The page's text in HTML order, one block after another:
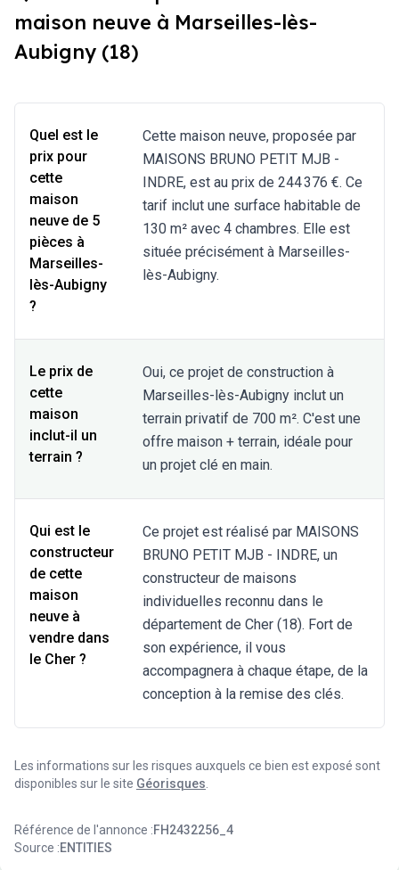
maison neuve à Marseilles-lès-
Aubigny (18)
Quel est le
prix pour
cette
maison
neuve de 5
pièces à
Marseilles-
lès-Aubigny
?
Cette maison neuve, proposée par
MAISONS BRUNO PETIT MJB -
INDRE, est au prix de 244 376 €. Ce
tarif inclut une surface habitable de
130 m² avec 4 chambres. Elle est
située précisément à Marseilles-
lès-Aubigny.
Le prix de
cette
maison
inclut-il un
terrain ?
Oui, ce projet de construction à
Marseilles-lès-Aubigny inclut un
terrain privatif de 700 m². C'est une
offre maison + terrain, idéale pour
un projet clé en main.
Qui est le
constructeur
de cette
maison
neuve à
vendre dans
le Cher ?
Ce projet est réalisé par MAISONS
BRUNO PETIT MJB - INDRE, un
constructeur de maisons
individuelles reconnu dans le
département de Cher (18). Fort de
son expérience, il vous
accompagnera à chaque étape, de la
conception à la remise des clés.
Les informations sur les risques auxquels ce bien est exposé sont
disponibles sur le site Géorisques
Référence de l'annonce :FH2432256_4
Source :ENTITIES